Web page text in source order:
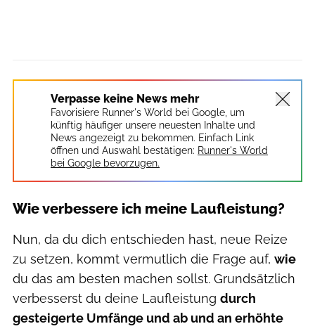
Verpasse keine News mehr
Favorisiere Runner's World bei Google, um
künftig häufiger unsere neuesten Inhalte und
News angezeigt zu bekommen. Einfach Link
öffnen und Auswahl bestätigen: Runner's World
bei Google bevorzugen.
Wie verbessere ich meine Laufleistung?
Nun, da du dich entschieden hast, neue Reize
zu setzen, kommt vermutlich die Frage auf, wie
du das am besten machen sollst. Grundsätzlich
verbesserst du deine Laufleistung durch
gesteigerte Umfänge und ab und an erhöhte